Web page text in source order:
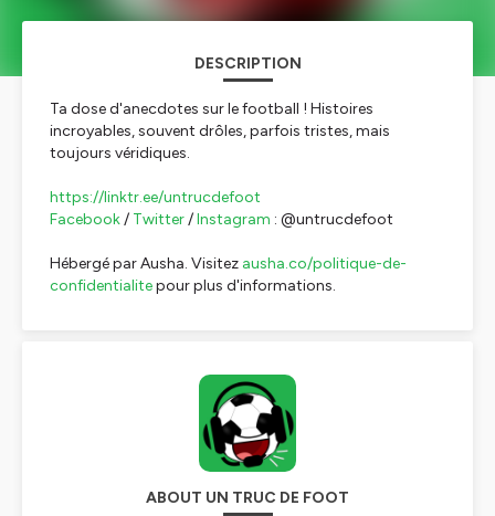
DESCRIPTION
Ta dose d'anecdotes sur le football ! Histoires
incroyables, souvent drôles, parfois tristes, mais
toujours véridiques.
https://linktr.ee/untrucdefoot
Facebook/ Twitter/Instagram : @untrucdefoot
Hébergé par Ausha. Visitez ausha.co/politique-de-
confidentialitepour plus d'informations.
ABOUT UN TRUC DE FOOT